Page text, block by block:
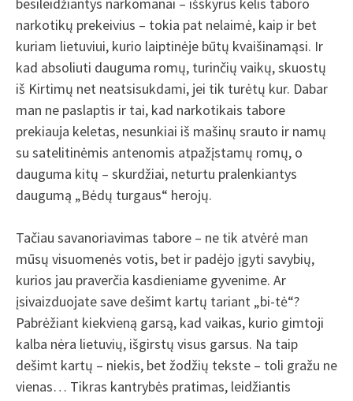
narkotikų prekeivius – tokia pat nelaimė, kaip ir bet
kuriam lietuviui, kurio laiptinėje būtų kvaišinamąsi. Ir
kad absoliuti dauguma romų, turinčių vaikų, skuostų
iš Kirtimų net neatsisukdami, jei tik turėtų kur. Dabar
man ne paslaptis ir tai, kad narkotikais tabore
prekiauja keletas, nesunkiai iš mašinų srauto ir namų
su satelitinėmis antenomis atpažįstamų romų, o
dauguma kitų – skurdžiai, neturtu pralenkiantys
daugumą „Bėdų turgaus“ herojų.
Tačiau savanoriavimas tabore – ne tik atvėrė man
mūsų visuomenės votis, bet ir padėjo įgyti savybių,
kurios jau praverčia kasdieniame gyvenime. Ar
įsivaizduojate save dešimt kartų tariant „bi-tė“?
Pabrėžiant kiekvieną garsą, kad vaikas, kurio gimtoji
kalba nėra lietuvių, išgirstų visus garsus. Na taip
dešimt kartų – niekis, bet žodžių tekste – toli gražu ne
vienas… Tikras kantrybės pratimas, leidžiantis